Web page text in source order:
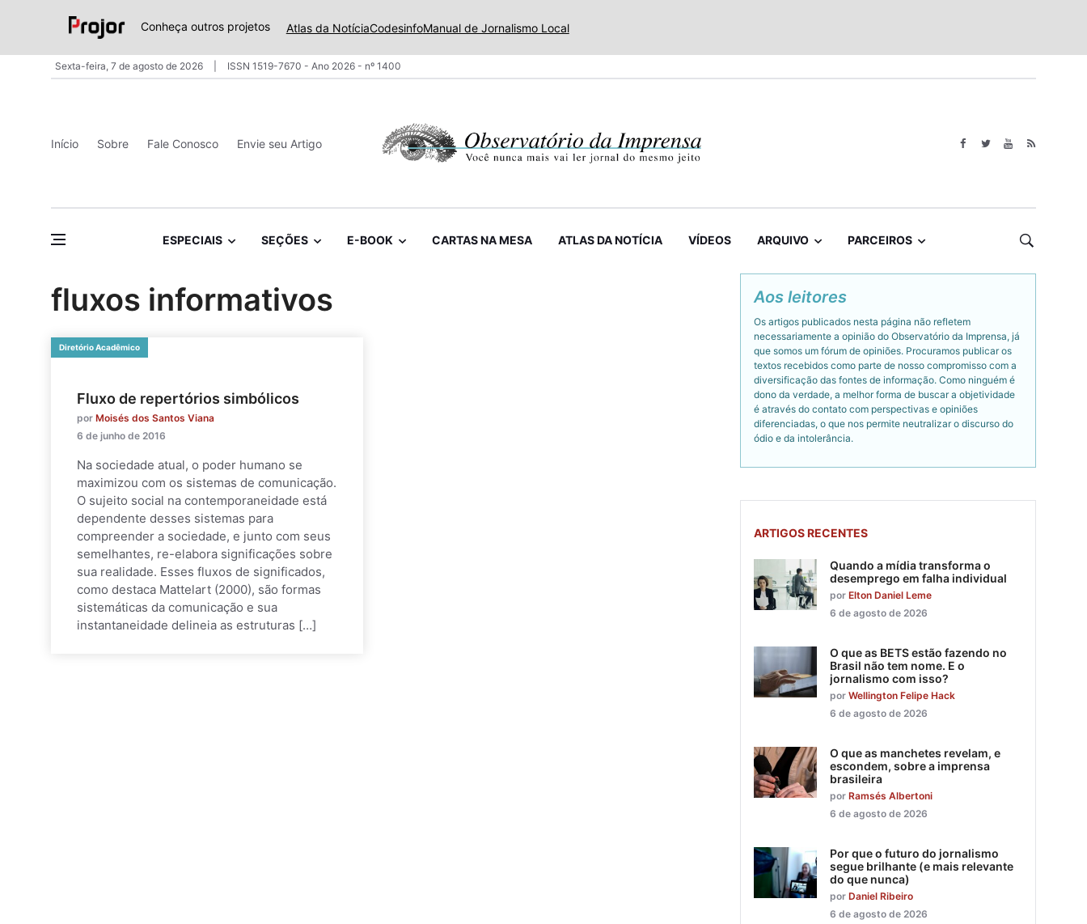
Conheça outros projetos Atlas da NotíciaCodesinfoManual de Jornalismo Local
Sexta-feira, 7 de agosto de 2026 ISSN 1519-7670 - Ano 2026 - nº 1400
Início Sobre Fale Conosco Envie seu Artigo
ESPECIAIS SEÇÕES E-BOOK CARTAS NA MESA ATLAS DA NOTÍCIA VÍDEOS ARQUIVO PARCEIROS
fluxos informativos
Diretório Acadêmico
Fluxo de repertórios simbólicos
por Moisés dos Santos Viana
6 de junho de 2016
Na sociedade atual, o poder humano se
maximizou com os sistemas de comunicação.
O sujeito social na contemporaneidade está
dependente desses sistemas para
compreender a sociedade, e junto com seus
semelhantes, re-elabora significações sobre
sua realidade. Esses fluxos de significados,
como destaca Mattelart (2000), são formas
sistemáticas da comunicação e sua
instantaneidade delineia as estruturas […]
Aos leitores
Os artigos publicados nesta página não refletem
necessariamente a opinião do Observatório da Imprensa, já
que somos um fórum de opiniões. Procuramos publicar os
textos recebidos como parte de nosso compromisso com a
diversificação das fontes de informação. Como ninguém é
dono da verdade, a melhor forma de buscar a objetividade
é através do contato com perspectivas e opiniões
diferenciadas, o que nos permite neutralizar o discurso do
ódio e da intolerância.
ARTIGOS RECENTES
Quando a mídia transforma o
desemprego em falha individual
por Elton Daniel Leme
6 de agosto de 2026
O que as BETS estão fazendo no
Brasil não tem nome. E o
jornalismo com isso?
por Wellington Felipe Hack
6 de agosto de 2026
O que as manchetes revelam, e
escondem, sobre a imprensa
brasileira
por Ramsés Albertoni
6 de agosto de 2026
Por que o futuro do jornalismo
segue brilhante (e mais relevante
do que nunca)
por Daniel Ribeiro
6 de agosto de 2026